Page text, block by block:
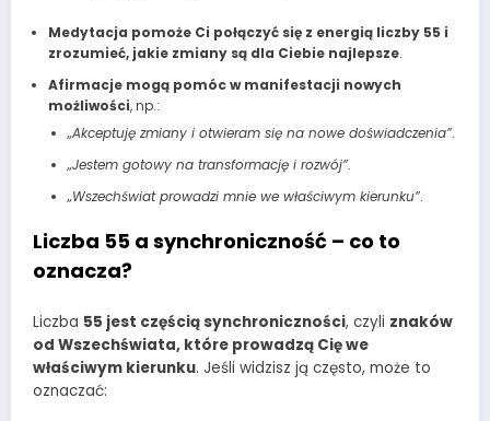
Medytacja pomoże Ci połączyć się z energią liczby 55 i
zrozumieć, jakie zmiany są dla Ciebie najlepsze.
Afirmacje mogą pomóc w manifestacji nowych
możliwości, np.:
„Akceptuję zmiany i otwieram się na nowe doświadczenia”.
„Jestem gotowy na transformację i rozwój”.
„Wszechświat prowadzi mnie we właściwym kierunku”.
Liczba 55 a synchroniczność – co to
oznacza?
Liczba 55 jest częścią synchroniczności, czyli znaków
od Wszechświata, które prowadzą Cię we
właściwym kierunku. Jeśli widzisz ją często, może to
oznaczać: